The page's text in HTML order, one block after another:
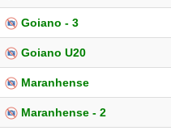
Goiano - 3
Goiano U20
Maranhense
Maranhense - 2